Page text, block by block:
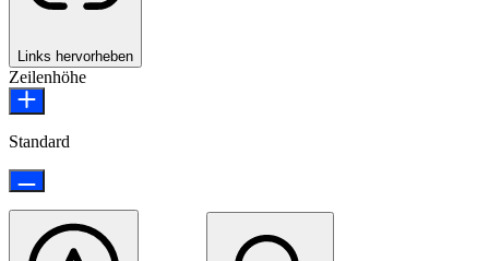
Links hervorheben
Zeilenhöhe
Standard